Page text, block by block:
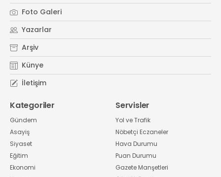
Foto Galeri
Yazarlar
Arşiv
Künye
İletişim
Kategoriler
Gündem
Asayiş
Siyaset
Eğitim
Ekonomi
Servisler
Yol ve Trafik
Nöbetçi Eczaneler
Hava Durumu
Puan Durumu
Gazete Manşetleri